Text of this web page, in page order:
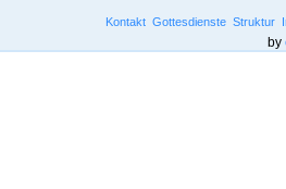
Kontakt Gottesdienste Struktur
by